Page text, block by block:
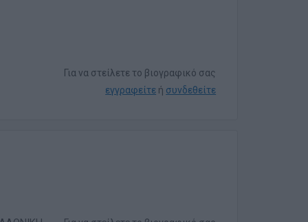
Για να στείλετε το βιογραφικό σας
εγγραφείτε ή συνδεθείτε